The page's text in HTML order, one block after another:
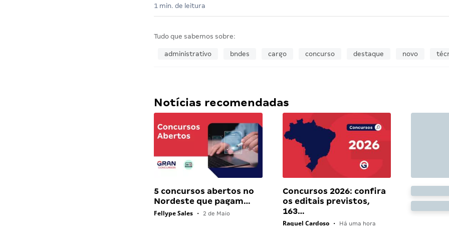
1 min. de leitura
Tudo que sabemos sobre:
administrativo bndes cargo concurso destaque novo
Notícias recomendadas
5 concursos abertos no
Nordeste que pagam…
Fellype Sales • 2 de Maio
Concursos 2026: confira
os editais previstos,
163…
Raquel Cardoso • Há uma hora